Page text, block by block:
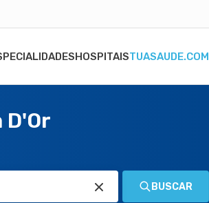
HOSPITAISTUASAUDE.COM
BUSCAR